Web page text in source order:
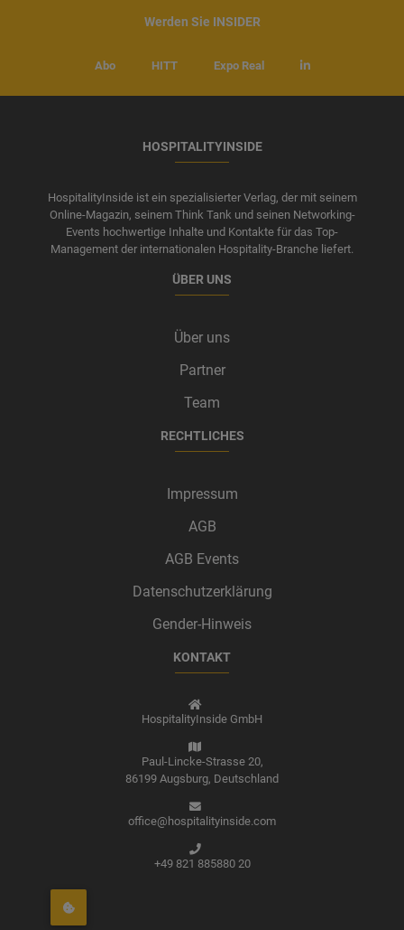
Werden Sie INSIDER
Abo HITT Expo Real
HOSPITALITYINSIDE
HospitalityInside ist ein spezialisierter Verlag, der mit seinem
Online-Magazin, seinem Think Tank und seinen Networking-
Events hochwertige Inhalte und Kontakte für das Top-
Management der internationalen Hospitality-Branche liefert.
ÜBER UNS
Über uns
Partner
Team
RECHTLICHES
Impressum
AGB
AGB Events
Datenschutzerklärung
Gender-Hinweis
KONTAKT
HospitalityInside GmbH
Paul-Lincke-Strasse 20,
86199 Augsburg, Deutschland
office@hospitalityinside.com
+49 821 885880 20